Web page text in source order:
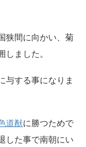
狭間に向かい、菊
ました。
与する事になりま
道猷に勝つためで
した事で南朝にい